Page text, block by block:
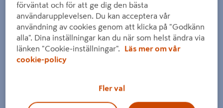
förväntat och för att ge dig den bästa
användarupplevelsen. Du kan acceptera vår
användning av cookies genom att klicka på "Godkänn
alla". Dina inställningar kan du när som helst ändra via
länken "Cookie-inställningar".
Läs mer om vår
cookie-policy
Fler val